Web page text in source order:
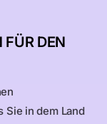
FÜR DEN
Sie in dem Land